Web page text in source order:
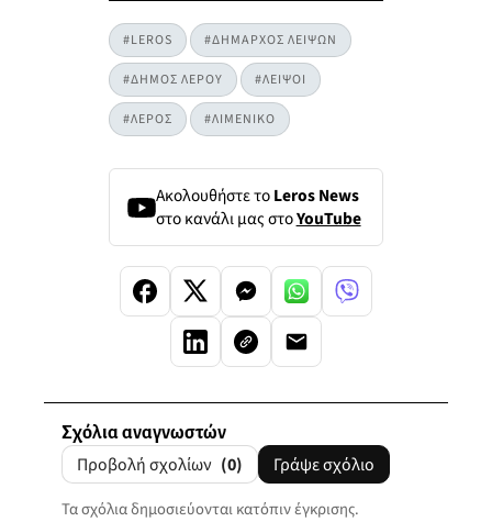
#LEROS #ΔΗΜΑΡΧΟΣ ΛΕΙΨΩΝ
#ΔΗΜΟΣ ΛΕΡΟΥ #ΛΕΙΨΟΙ
#ΛΕΡΟΣ #ΛΙΜΕΝΙΚΟ
Ακολουθήστε τοLeros News
στο κανάλι μας στοYouTube
Σχόλια αναγνωστών
Προβολή σχολίων (0) Γράψε σχόλιο
Τα σχόλια δημοσιεύονται κατόπιν έγκρισης.